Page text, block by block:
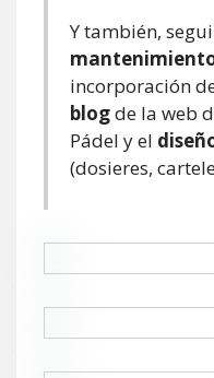
Y también,
incorporación
blogde la web
Pádel y el
(dosieres,